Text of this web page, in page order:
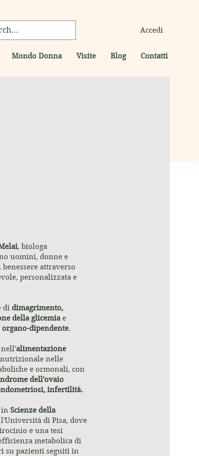
Accedi
Mondo Donna Visite Blog Contatti
, biologa
uomini, donne e
attraverso
personalizzata e
di dimagrimento,
della glicemiae
dipendente.
nell'alimentazione
nelle
e ormonali, con
dell'ovaio
infertilità.
in Scienze della
di Pisa, dove
e una tesi
metabolica di
su pazienti seguiti in